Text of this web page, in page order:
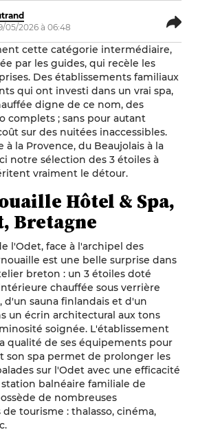
05/2026 à 06:48
cette catégorie intermédiaire,
par les guides, qui recèle les
Des établissements familiaux
qui ont investi dans un vrai spa,
digne de ce nom, des
complets ; sans pour autant
sur des nuitées inaccessibles.
à la Provence, du Beaujolais à la
notre sélection des 3 étoiles à
vraiment le détour.
Hôtel & Spa,
Bretagne
l'Odet, face à l'archipel des
est une belle surprise dans
breton : un 3 étoiles doté
chauffée sous verrière
d'un sauna finlandais et d'un
un écrin architectural aux tons
soignée. L'établissement
qualité de ses équipements pour
son spa permet de prolonger les
sur l'Odet avec une efficacité
balnéaire familiale de
de nombreuses
tourisme : thalasso, cinéma,